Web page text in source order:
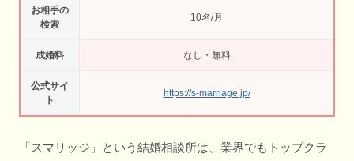
お相手の
検索
10名/月
成婚料 なし・無料
公式サイ
ト
https://s-marriage.jp/
「スマリッジ」という結婚相談所は、業界でもトップクラ